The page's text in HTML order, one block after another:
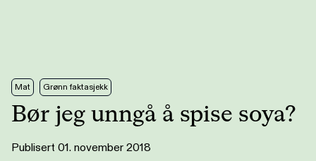
Mat Grønn faktasjekk
Bør jeg unngå å spise soya?
Publisert 01. november 2018